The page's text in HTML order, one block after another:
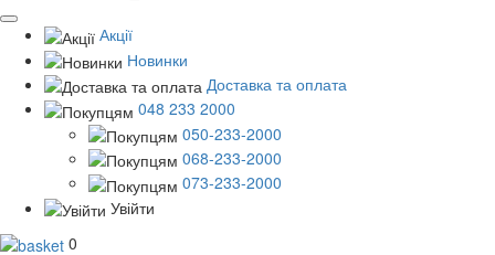
Акції
Новинки
Доставка та оплата
048 233 2000
050-233-2000
068-233-2000
073-233-2000
Увійти
0